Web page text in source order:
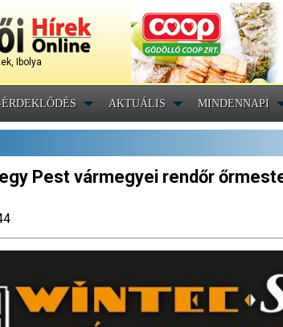
Ibolya
AKTUÁLIS MINDENNAPI
Pest vármegyei rendőr